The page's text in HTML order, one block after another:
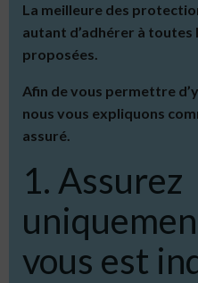
La meilleure des
autant d’adhérer à
proposées.
Afin de vous permettre
nous vous expliquons
assuré.
1. Assurez
vous est